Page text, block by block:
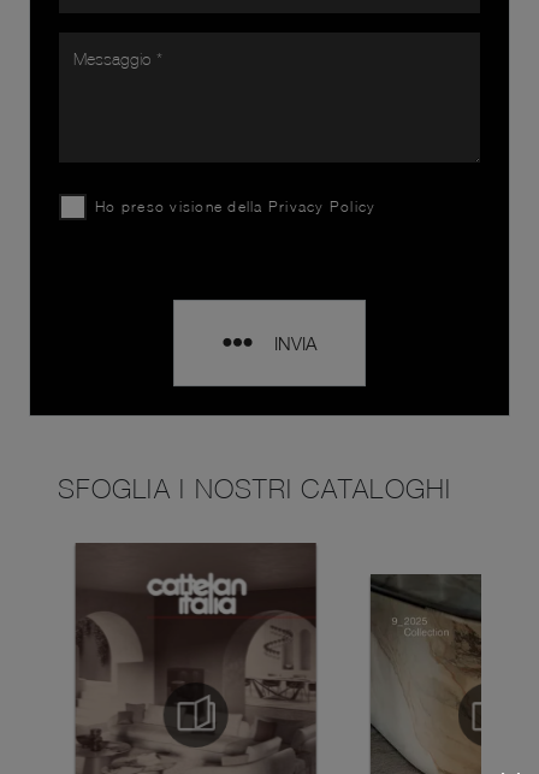
Ho preso visione della Privacy Policy
INVIA
SFOGLIA I NOSTRI CATALOGHI